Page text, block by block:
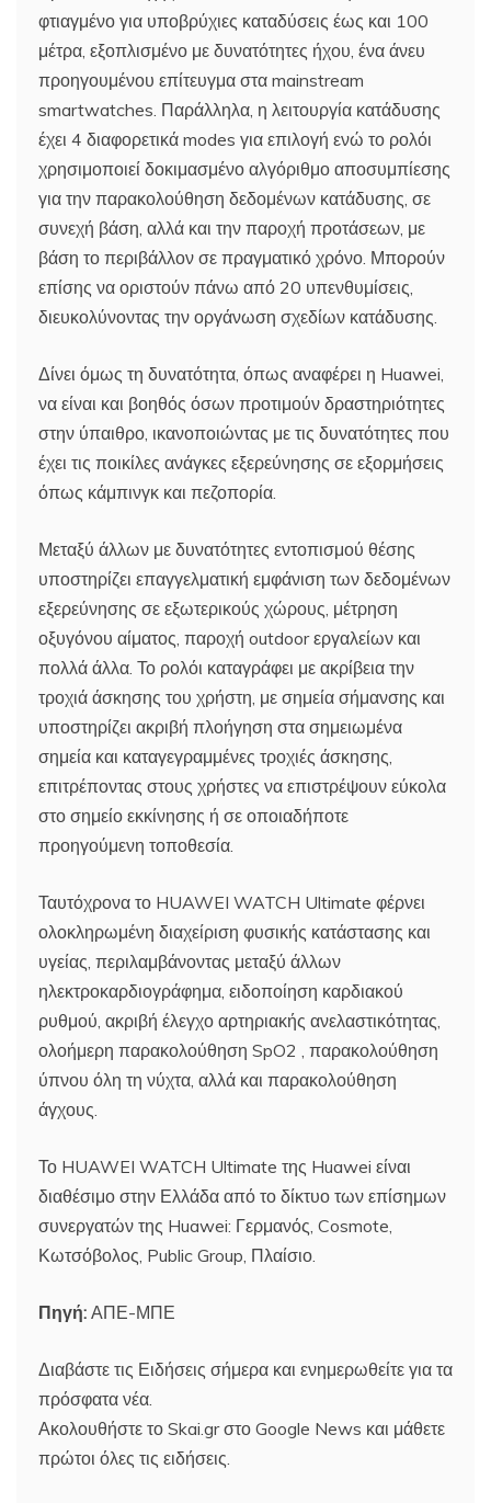
φτιαγμένο για υποβρύχιες καταδύσεις έως και 100
μέτρα, εξοπλισμένο με δυνατότητες ήχου, ένα άνευ
προηγουμένου επίτευγμα στα mainstream
smartwatches. Παράλληλα, η λειτουργία κατάδυσης
έχει 4 διαφορετικά modes για επιλογή ενώ το ρολόι
χρησιμοποιεί δοκιμασμένο αλγόριθμο αποσυμπίεσης
για την παρακολούθηση δεδομένων κατάδυσης, σε
συνεχή βάση, αλλά και την παροχή προτάσεων, με
βάση το περιβάλλον σε πραγματικό χρόνο. Μπορούν
επίσης να οριστούν πάνω από 20 υπενθυμίσεις,
διευκολύνοντας την οργάνωση σχεδίων κατάδυσης.
Δίνει όμως τη δυνατότητα, όπως αναφέρει η Huawei,
να είναι και βοηθός όσων προτιμούν δραστηριότητες
στην ύπαιθρο, ικανοποιώντας με τις δυνατότητες που
έχει τις ποικίλες ανάγκες εξερεύνησης σε εξορμήσεις
όπως κάμπινγκ και πεζοπορία.
Μεταξύ άλλων με δυνατότητες εντοπισμού θέσης
υποστηρίζει επαγγελματική εμφάνιση των δεδομένων
εξερεύνησης σε εξωτερικούς χώρους, μέτρηση
οξυγόνου αίματος, παροχή outdoor εργαλείων και
πολλά άλλα. Το ρολόι καταγράφει με ακρίβεια την
τροχιά άσκησης του χρήστη, με σημεία σήμανσης και
υποστηρίζει ακριβή πλοήγηση στα σημειωμένα
σημεία και καταγεγραμμένες τροχιές άσκησης,
επιτρέποντας στους χρήστες να επιστρέψουν εύκολα
στο σημείο εκκίνησης ή σε οποιαδήποτε
προηγούμενη τοποθεσία.
Ταυτόχρονα το HUAWEI WATCH Ultimate φέρνει
ολοκληρωμένη διαχείριση φυσικής κατάστασης και
υγείας, περιλαμβάνοντας μεταξύ άλλων
ηλεκτροκαρδιογράφημα, ειδοποίηση καρδιακού
ρυθμού, ακριβή έλεγχο αρτηριακής ανελαστικότητας,
ολοήμερη παρακολούθηση SpO2 , παρακολούθηση
ύπνου όλη τη νύχτα, αλλά και παρακολούθηση
άγχους.
Το HUAWEI WATCH Ultimate της Huawei είναι
διαθέσιμο στην Ελλάδα από το δίκτυο των επίσημων
συνεργατών της Huawei: Γερμανός, Cosmote,
Κωτσόβολος, Public Group, Πλαίσιο.
Πηγή: ΑΠΕ-ΜΠΕ
Διαβάστε τις Ειδήσεις σήμερα και ενημερωθείτε για τα
πρόσφατα νέα.
Ακολουθήστε το Skai.gr στο Google News και μάθετε
πρώτοι όλες τις ειδήσεις.